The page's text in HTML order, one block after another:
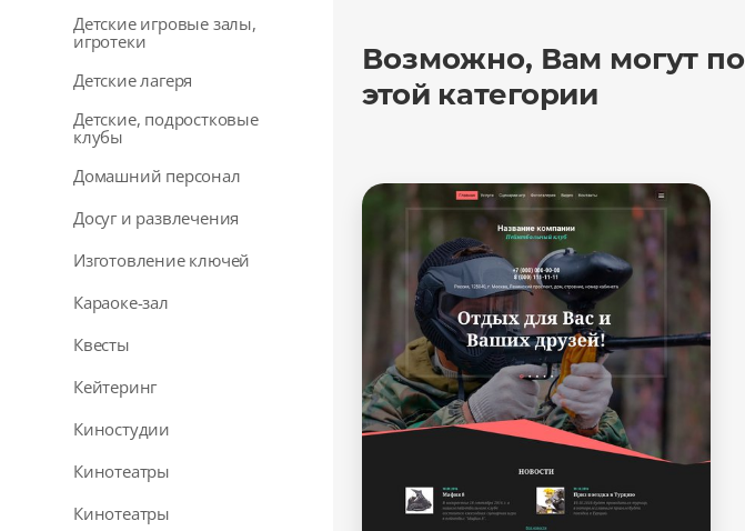
Детские игровые залы,
игротеки
Детские лагеря
Детские, подростковые
клубы
Домашний персонал
Досуг и развлечения
Изготовление ключей
Караоке-зал
Квесты
Кейтеринг
Киностудии
Кинотеатры
Кинотеатры
Возможно, Вам могут
этой категории